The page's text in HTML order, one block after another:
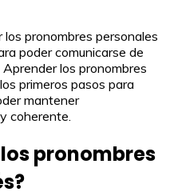
pronombres personales
poder comunicarse de
los pronombres
primeros pasos para
mantener
coherente.
pronombres